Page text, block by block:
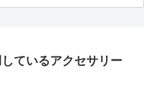
ているアクセサリー